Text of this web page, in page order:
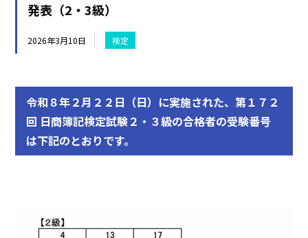
発表（2・3級）
2026年3月10日 検定
令和８年２月２２日（日）に実施された、第１７２
回 日商簿記検定試験２・３級の合格者の受験番号
は下記のとおりです。